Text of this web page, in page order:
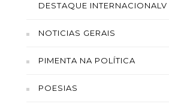
DESTAQUE INTERNACIONALV
NOTICIAS GERAIS
PIMENTA NA POLÍTICA
POESIAS